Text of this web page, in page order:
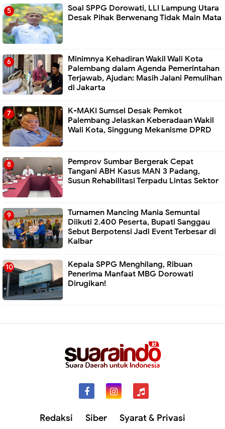
Soal SPPG Dorowati, LLI Lampung Utara
Desak Pihak Berwenang Tidak Main Mata
Minimnya Kehadiran Wakil Wali Kota
Palembang dalam Agenda Pemerintahan
Terjawab, Ajudan: Masih Jalani Pemulihan
di Jakarta
K-MAKI Sumsel Desak Pemkot
Palembang Jelaskan Keberadaan Wakil
Wali Kota, Singgung Mekanisme DPRD
Pemprov Sumbar Bergerak Cepat
Tangani ABH Kasus MAN 3 Padang,
Susun Rehabilitasi Terpadu Lintas Sektor
Turnamen Mancing Mania Semuntai
Diikuti 2.400 Peserta, Bupati Sanggau
Sebut Berpotensi Jadi Event Terbesar di
Kalbar
Kepala SPPG Menghilang, Ribuan
Penerima Manfaat MBG Dorowati
Dirugikan!
Redaksi Siber Syarat & Privasi